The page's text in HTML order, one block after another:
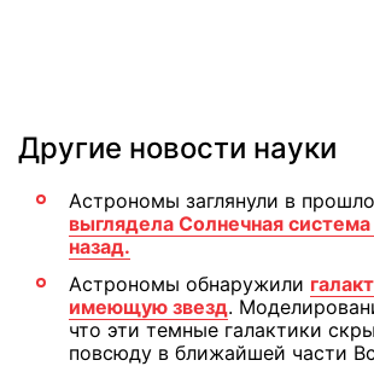
Другие новости науки
Астрономы заглянули в
выглядела Солнечная
назад.
Астрономы обнаружили
имеющую звезд.
что эти темные галактики
повсюду в ближайшей части